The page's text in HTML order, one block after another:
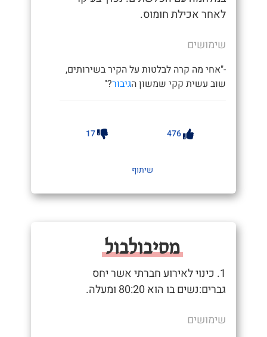
לאחר אכילת חומוס.
שימושים
-"אחי מה קרה לבלטות על הקיר בשירותים,
שוב עשית קקי שמשון הגיבור?"
476
17
שיתוף
מסיבולבול
1. כינוי לאירוע חברתי אשר יחס
גברים:נשים בו הוא 80:20 ומעלה.
שימושים